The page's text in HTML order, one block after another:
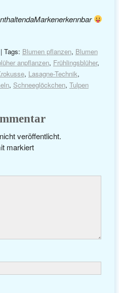
Tags: Blumen pflanzen, Blumen
anpflanzen, Frühlingsblüher,
, Lasagne-Technik,
, Schneeglöckchen, Tulpen
veröffentlicht.
markiert